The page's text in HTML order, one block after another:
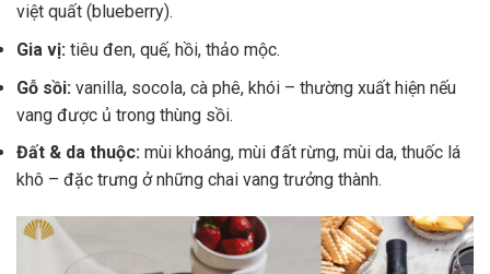
việt quất (blueberry).
Gia vị: tiêu đen, quế, hồi, thảo mộc.
Gỗ sồi: vanilla, socola, cà phê, khói – thường xuất hiện nếu
vang được ủ trong thùng sồi.
Đất & da thuộc: mùi khoáng, mùi đất rừng, mùi da, thuốc lá
khô – đặc trưng ở những chai vang trưởng thành.